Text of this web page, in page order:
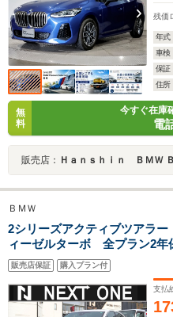
残価
年式
車検
保証
住所
無
料
今すぐ在庫
電
販売店： Ｈａｎｓｈｉｎ ＢＭＷ ＢＭＷ
ＢＭＷ
2シリーズアクティブツアラ
ィーゼルターボ 全プラン2
ナビBカメラF/RDレコETC ヘ
イ パワーバックドア パワー
ー アクティブセーフティー
イト アンビエントライト
販売店保証 購入プラン付
支払